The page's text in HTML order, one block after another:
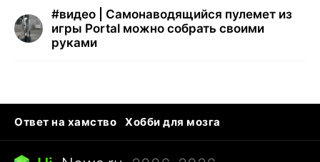
#видео | Самонаводящийся пулемет из
игры Portal можно собрать своими
руками
Ответ на хамство
Хобби для мозга
Бензин 100 и 95
Тунцы в океанариуме
Следующая пандемия